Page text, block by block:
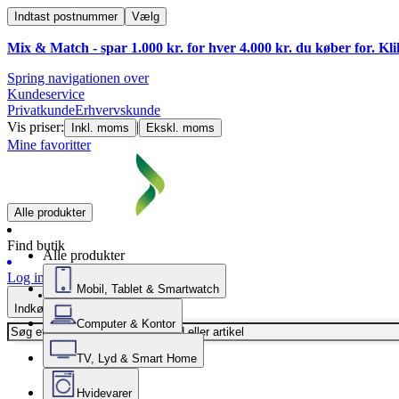
Indtast postnummer Vælg
Mix & Match - spar 1.000 kr. for hver 4.000 kr. du køber for.
Spring navigationen over
Kundeservice
PrivatkundeErhvervskunde
Vis priser:
Inkl. moms | Ekskl. moms
Mine favoritter
Alle produkter
Find butik
Log ind
Indkøbskurv
Alle produkter
Mobil, Tablet & Smartwatch
Computer & Kontor
TV, Lyd & Smart Home
Hvidevarer